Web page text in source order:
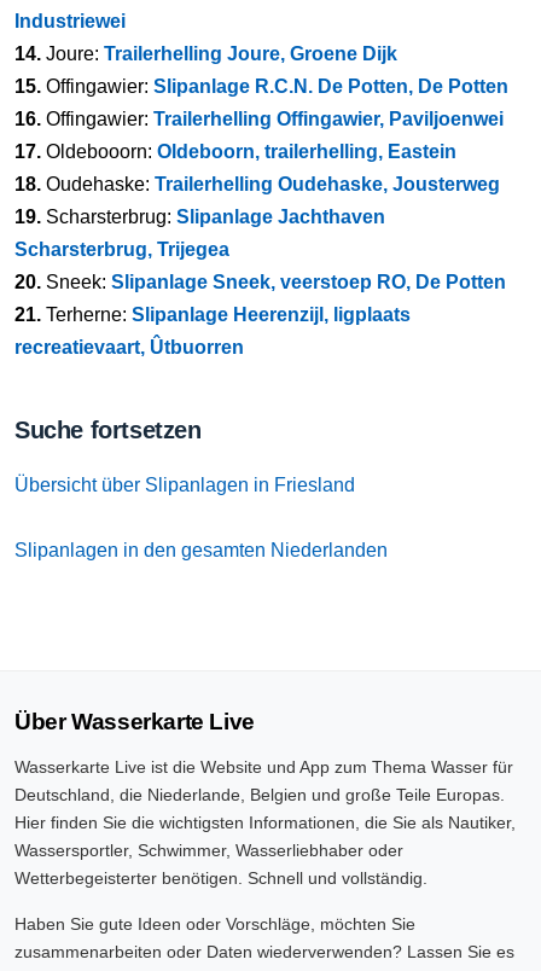
Industriewei
14. Joure: Trailerhelling Joure, Groene Dijk
15. Offingawier: Slipanlage R.C.N. De Potten, De Potten
16. Offingawier: Trailerhelling Offingawier, Paviljoenwei
17. Oldebooorn: Oldeboorn, trailerhelling, Eastein
18. Oudehaske: Trailerhelling Oudehaske, Jousterweg
19. Scharsterbrug: Slipanlage Jachthaven
Scharsterbrug, Trijegea
20. Sneek: Slipanlage Sneek, veerstoep RO, De Potten
21. Terherne: Slipanlage Heerenzijl, ligplaats
recreatievaart, Ûtbuorren
Suche fortsetzen
Übersicht über Slipanlagen in Friesland
Slipanlagen in den gesamten Niederlanden
Über Wasserkarte Live
Wasserkarte Live ist die Website und App zum Thema Wasser für
Deutschland, die Niederlande, Belgien und große Teile Europas.
Hier finden Sie die wichtigsten Informationen, die Sie als Nautiker,
Wassersportler, Schwimmer, Wasserliebhaber oder
Wetterbegeisterter benötigen. Schnell und vollständig.
Haben Sie gute Ideen oder Vorschläge, möchten Sie
zusammenarbeiten oder Daten wiederverwenden? Lassen Sie es